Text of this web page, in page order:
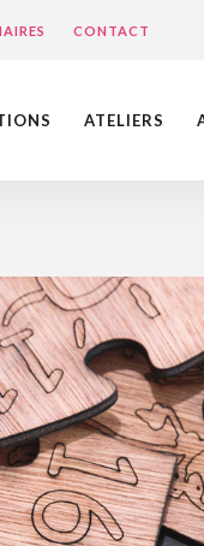
CONTACT
ATELIERS